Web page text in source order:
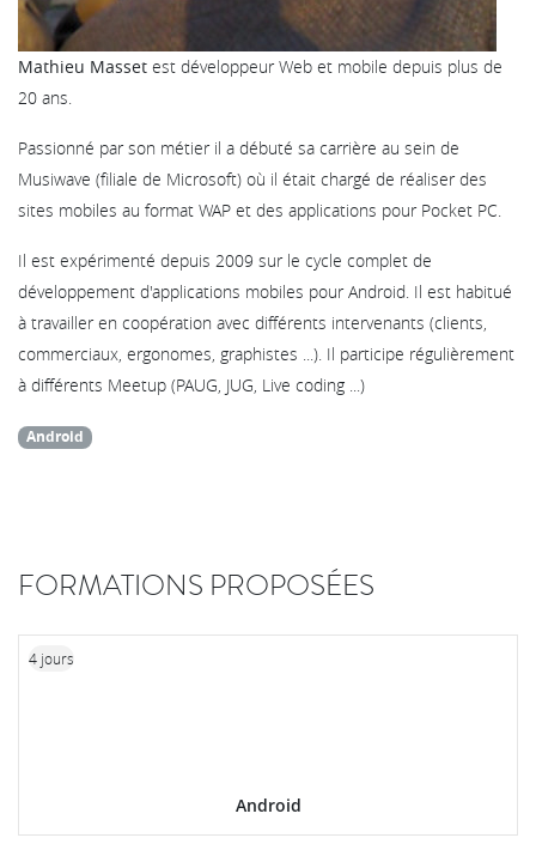
Mathieu Masset est développeur Web et mobile depuis plus de
20 ans.
Passionné par son métier il a débuté sa carrière au sein de
Musiwave (filiale de Microsoft) où il était chargé de réaliser des
sites mobiles au format WAP et des applications pour Pocket PC.
Il est expérimenté depuis 2009 sur le cycle complet de
développement d'applications mobiles pour Android. Il est habitué
à travailler en coopération avec différents intervenants (clients,
commerciaux, ergonomes, graphistes ...). Il participe régulièrement
à différents Meetup (PAUG, JUG, Live coding ...)
Android
FORMATIONS PROPOSÉES
Android
4 jours